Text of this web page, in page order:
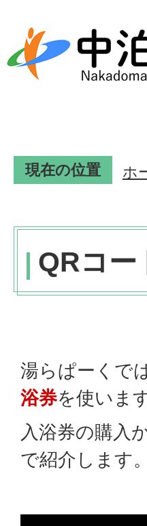
現在の位置 ホ
QRコー
湯らぱーくで
浴券を使います
入浴券の購入
で紹介します。